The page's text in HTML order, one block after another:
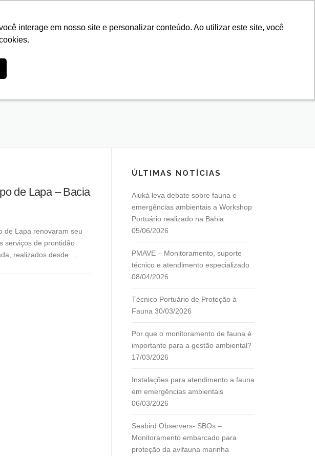
interage em nosso site e personalizar conteúdo. Ao utilizar este site, você
CLIENTES
ANUAL
de Lapa – Bacia
de Lapa renovaram seu
serviços de prontidão
realizados desde …
ÚLTIMAS NOTÍCIAS
Aiuká leva debate sobre fauna e
emergências ambientais a Workshop
Portuário realizado na Bahia
05/06/2026
PMAVE – Monitoramento, suporte
técnico e atendimento especializado
08/04/2026
Técnico Portuário de Proteção à
Fauna 30/03/2026
Por que o monitoramento de fauna é
importante para a gestão ambiental?
17/03/2026
Instalações para atendimento a fauna
em emergências ambientais
06/03/2026
Seabird Observers- SBOs –
Monitoramento embarcado para
proteção da avifauna marinha